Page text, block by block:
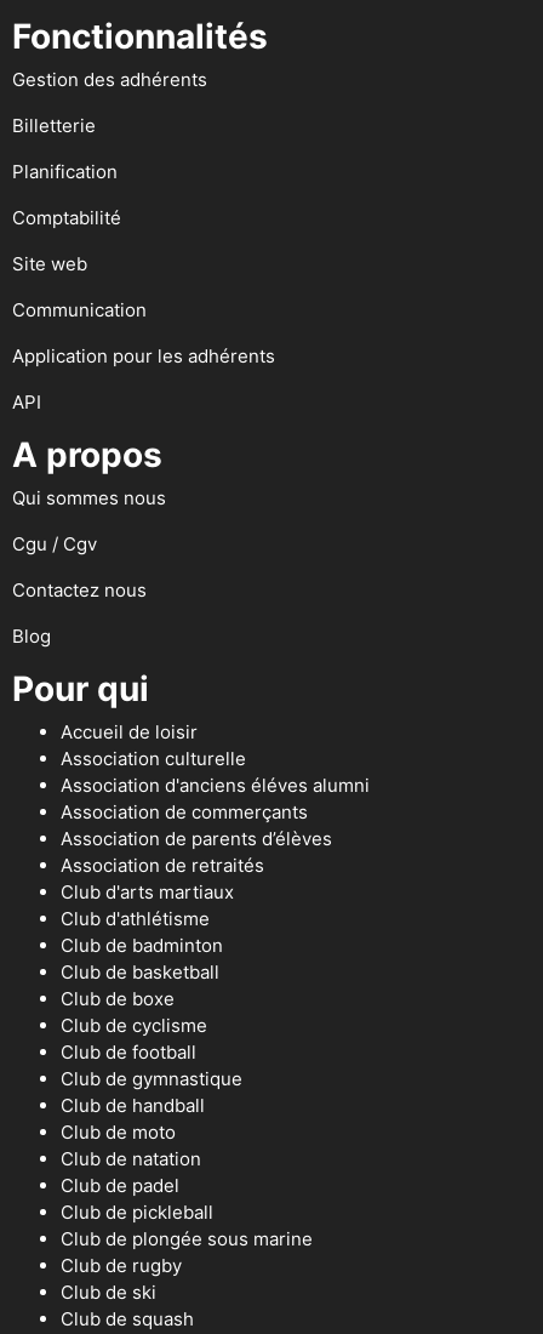
Fonctionnalités
Gestion des adhérents
Billetterie
Planification
Comptabilité
Site web
Communication
Application pour les adhérents
API
A propos
Qui sommes nous
Cgu / Cgv
Contactez nous
Blog
Pour qui
Accueil de loisir
Association culturelle
Association d'anciens éléves alumni
Association de commerçants
Association de parents d’élèves
Association de retraités
Club d'arts martiaux
Club d'athlétisme
Club de badminton
Club de basketball
Club de boxe
Club de cyclisme
Club de football
Club de gymnastique
Club de handball
Club de moto
Club de natation
Club de padel
Club de pickleball
Club de plongée sous marine
Club de rugby
Club de ski
Club de squash